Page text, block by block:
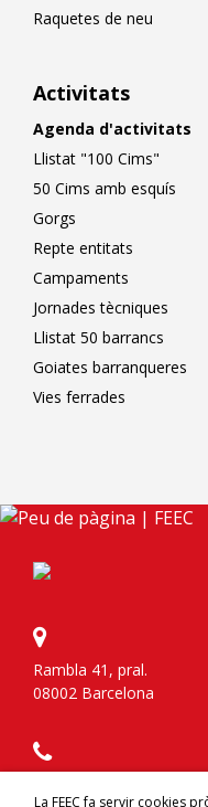
Activitats
Agenda d'activitats
Llistat "100 Cims"
50 Cims amb esquís
Gorgs
Repte entitats
Campaments
Jornades tècniques
Llistat 50 barrancs
Goiates barranqueres
Vies ferrades
Raquetes de neu
Rambla 41, pral.
08002 Barcelona
La FEEC fa servir cookies